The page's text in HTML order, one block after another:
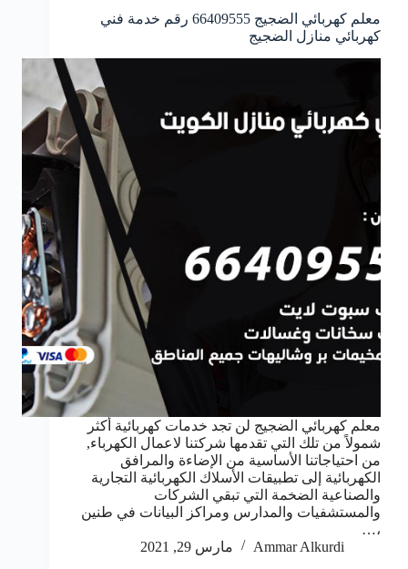
معلم كهربائي الضجيج 66409555 رقم خدمة فني
كهربائي منازل الضجيج
معلم كهربائي الضجيج لن تجد خدمات كهربائية أكثر
شمولاً من تلك التي تقدمها شركتنا لاعمال الكهرباء,
من احتياجاتنا الأساسية من الإضاءة والمرافق
الكهربائية إلى تطبيقات الأسلاك الكهربائية التجارية
والصناعية الضخمة التي تبقي الشركات
والمستشفيات والمدارس ومراكز البيانات في طنين
،…
Ammar Alkurdi
مارس 29, 2021